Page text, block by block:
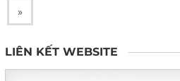
»
LIÊN KẾT WEBSITE